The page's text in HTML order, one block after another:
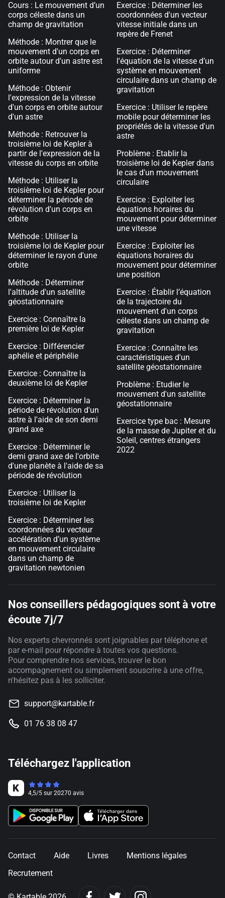
Cours : Le mouvement d’un
corps céleste dans un
champ de gravitation
Méthode : Montrer que le
mouvement d'un corps en
orbite autour d'un astre est
uniforme
Méthode : Obtenir
l'expression de la vitesse
d'un corps en orbite autour
d'un astre
Méthode : Retrouver la
troisième loi de Kepler à
partir de l'expression de la
vitesse du corps en orbite
Méthode : Utiliser la
troisième loi de Kepler pour
déterminer la période de
révolution d'un corps en
orbite
Méthode : Utiliser la
troisième loi de Kepler pour
déterminer le rayon d'une
orbite
Méthode : Déterminer
l'altitude d'un satellite
géostationnaire
Exercice : Connaître la
première loi de Kepler
Exercice : Différencier
aphélie et périphélie
Exercice : Connaître la
deuxième loi de Kepler
Exercice : Déterminer la
période de révolution d'un
astre à l'aide de son demi
grand axe
Exercice : Déterminer le
demi grand axe de l'orbite
d'une planète à l'aide de sa
période de révolution
Exercice : Utiliser la
troisième loi de Kepler
Exercice : Déterminer les
coordonnées du vecteur
accélération d’un système
en mouvement circulaire
dans un champ de
gravitation newtonien
Exercice : Déterminer les
coordonnées d'un vecteur
vitesse initiale dans un
repère de Frenet
Exercice : Déterminer
l'équation de la vitesse d’un
système en mouvement
circulaire dans un champ de
gravitation
Exercice : Utiliser le repère
mobile pour déterminer les
propriétés de la vitesse d'un
astre
Problème : Etablir la
troisième loi de Kepler dans
le cas d'un mouvement
circulaire
Exercice : Exploiter les
équations horaires du
mouvement pour déterminer
une vitesse
Exercice : Exploiter les
équations horaires du
mouvement pour déterminer
une position
Exercice : Établir l’équation
de la trajectoire du
mouvement d'un corps
céleste dans un champ de
gravitation
Exercice : Connaître les
caractéristiques d'un
satellite géostationnaire
Problème : Etudier le
mouvement d'un satellite
géostationnaire
Exercice type bac : Mesure
de la masse de Jupiter et du
Soleil, centres étrangers
2022
Nos conseillers pédagogiques sont à votre
écoute 7j/7
Nos experts chevronnés sont joignables par téléphone et
par e-mail pour répondre à toutes vos questions.
Pour comprendre nos services, trouver le bon
accompagnement ou simplement souscrire à une offre,
n'hésitez pas à les solliciter.
support@kartable.fr
01 76 38 08 47
Téléchargez l'application
4,5/5 sur 20270 avis
Contact Aide Livres
Mentions légales
Recrutement